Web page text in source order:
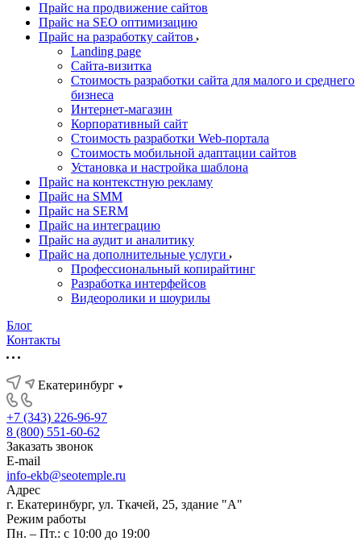
Прайс на продвижение сайтов
Прайс на SEO оптимизацию
Прайс на разработку сайтов
Landing page
Cайта-визитка
Стоимость разработки сайта для малого и среднего
бизнеса
Интернет-магазин
Корпоративный сайт
Стоимость разработки Web-портала
Стоимость мобильной адаптации сайтов
Установка и настройка шаблона
Прайс на контекстную рекламу
Прайс на SMM
Прайс на SERM
Прайс на интеграцию
Прайс на аудит и аналитику
Прайс на дополнительные услуги
Профессиональный копирайтинг
Разработка интерфейсов
Видеоролики и шоурилы
Блог
Контакты
Екатеринбург
+7 (343) 226-96-97
8 (800) 551-60-62
Заказать звонок
E-mail
info-ekb@seotemple.ru
Адрес
г. Екатеринбург, ул. Ткачей, 25, здание "А"
Режим работы
Пн. – Пт.: с 10:00 до 19:00